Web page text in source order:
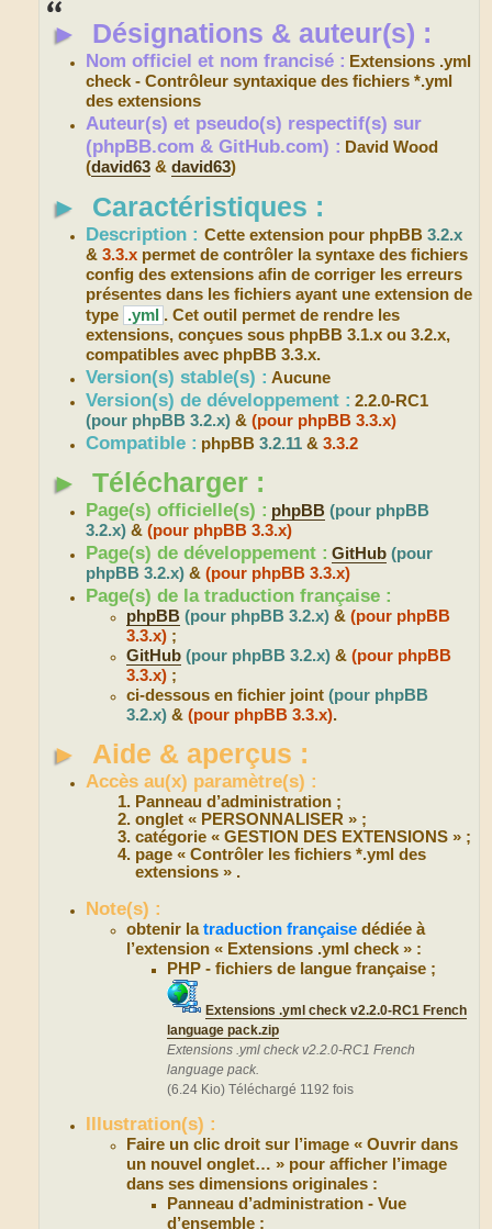
► Désignations & auteur(s) :
Nom officiel et nom francisé : Extensions .yml
check - Contrôleur syntaxique des fichiers *.yml
des extensions
Auteur(s) et pseudo(s) respectif(s) sur
(phpBB.com & GitHub.com) : David Wood
(david63 &david63)
► Caractéristiques :
Description :Cette extension pour phpBB3.2.x
&3.3.x permet de contrôler la syntaxe des fichiers
config des extensions afin de corriger les erreurs
présentes dans les fichiers ayant une extension de
type .yml . Cet outil permet de rendre les
extensions, conçues sous phpBB 3.1.x ou 3.2.x,
compatibles avec phpBB 3.3.x.
Version(s) stable(s) : Aucune
Version(s) de développement : 2.2.0-RC1
(pour phpBB 3.2.x) &(pour phpBB 3.3.x)
Compatible : phpBB3.2.11 &3.3.2
► Télécharger :
Page(s) officielle(s) : phpBB (pour phpBB
3.2.x) &(pour phpBB 3.3.x)
Page(s) de développement : GitHub (pour
phpBB 3.2.x) &(pour phpBB 3.3.x)
Page(s) de la traduction française :
phpBB (pour phpBB 3.2.x) &(pour phpBB
3.3.x) ;
GitHub (pour phpBB 3.2.x) &(pour phpBB
3.3.x) ;
ci-dessous en fichier joint(pour phpBB
3.2.x) &(pour phpBB 3.3.x).
► Aide & aperçus :
Accès au(x) paramètre(s) :
Panneau d’administration ;
onglet « PERSONNALISER » ;
catégorie « GESTION DES EXTENSIONS » ;
page « Contrôler les fichiers *.yml des
extensions » .
Note(s) :
obtenir latraduction française dédiée à
l’extension « Extensions .yml check » :
PHP - fichiers de langue française ;
Extensions .yml check v2.2.0-RC1 French
language pack.zip
Extensions .yml check v2.2.0-RC1 French
language pack.
(6.24 Kio) Téléchargé 1192 fois
Illustration(s) :
Faire un clic droit sur l’image « Ouvrir dans
un nouvel onglet… » pour afficher l’image
dans ses dimensions originales :
Panneau d’administration - Vue
d’ensemble :